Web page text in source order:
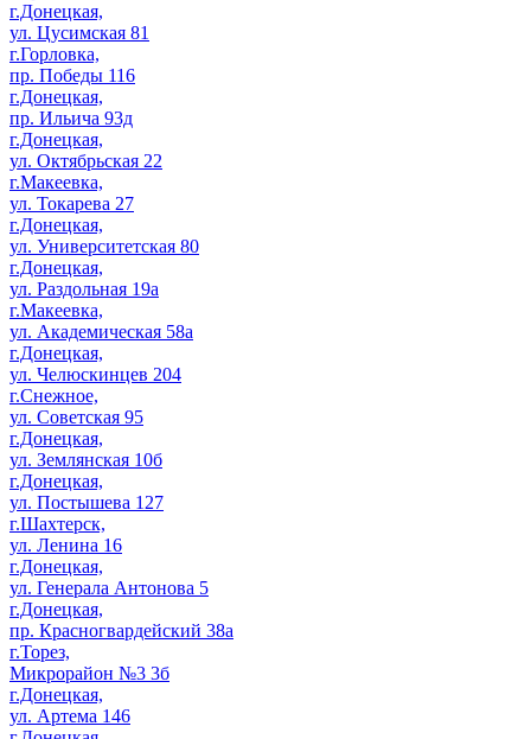
г.Донецкая,
ул. Цусимская 81
г.Горловка,
пр. Победы 116
г.Донецкая,
пр. Ильича 93д
г.Донецкая,
ул. Октябрьская 22
г.Макеевка,
ул. Токарева 27
г.Донецкая,
ул. Университетская 80
г.Донецкая,
ул. Раздольная 19а
г.Макеевка,
ул. Академическая 58а
г.Донецкая,
ул. Челюскинцев 204
г.Снежное,
ул. Советская 95
г.Донецкая,
ул. Землянская 10б
г.Донецкая,
ул. Постышева 127
г.Шахтерск,
ул. Ленина 16
г.Донецкая,
ул. Генерала Антонова 5
г.Донецкая,
пр. Красногвардейский 38а
г.Торез,
Микрорайон №3 3б
г.Донецкая,
ул. Артема 146